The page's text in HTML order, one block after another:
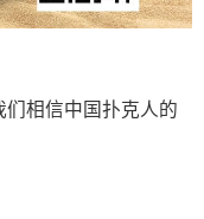
相信中国扑克人的